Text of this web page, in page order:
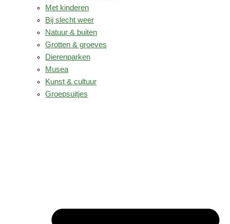
Met kinderen
Bij slecht weer
Natuur & buiten
Grotten & groeves
Dierenparken
Musea
Kunst & cultuur
Groepsuitjes